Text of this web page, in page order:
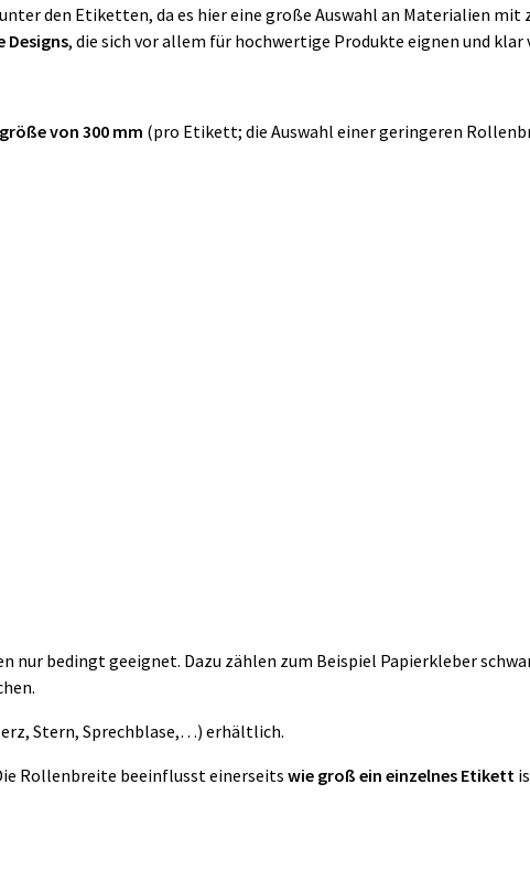
den Etiketten, da es hier eine große Auswahl an Materialien mit
Designs, die sich vor allem für hochwertige Produkte eignen und klar
von 300 mm (pro Etikett; die Auswahl einer geringeren
nur bedingt geeignet. Dazu zählen zum Beispiel Papierkleber
Stern, Sprechblase,…) erhältlich.
Rollenbreite beeinflusst einerseits wie groß ein einzelnes Etikett